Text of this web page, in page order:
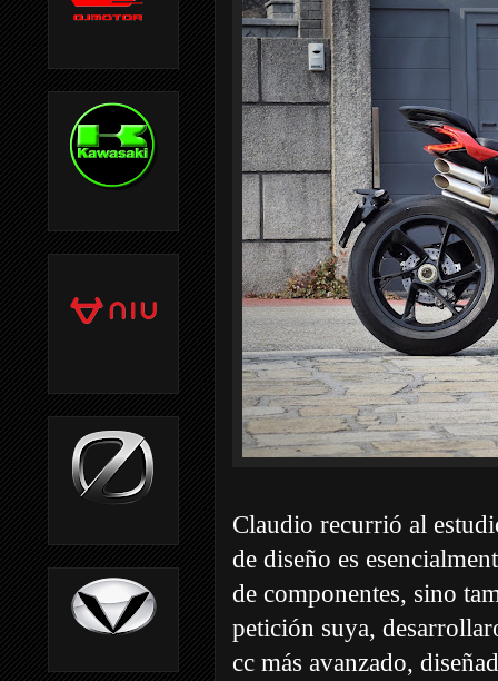
Claudio recurrió al
de diseño es
de componentes, sino
petición suya,
cc más avanzado,